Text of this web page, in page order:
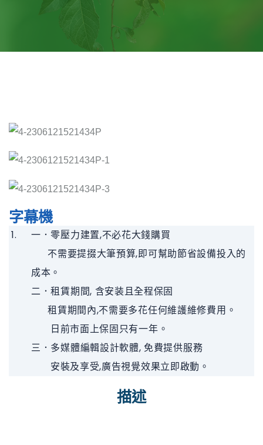
字幕機
一．零壓力建置,不必花大錢購買
不需要提掇大筆預算,即可幫助節省設備投入的
成本。
二．租賃期間, 含安装且全程保固
租賃期間內,不需要多花任何維護維修費用。
日前市面上保固只有一年。
三．多媒體編輯設計軟體, 免費提供服務
安裝及享受,廣告視覺效果立即啟動。
描述